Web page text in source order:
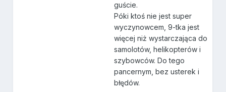
guście.
Póki ktoś nie jest super
wyczynowcem, 9-tka jest
więcej niż wystarczająca do
samolotów, helikopterów i
szybowców. Do tego
pancernym, bez usterek i
błędów.